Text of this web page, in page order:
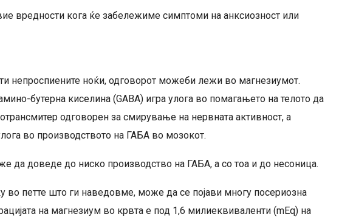
вредности кога ќе забележиме симптоми на анксиозност или
непроспиените ноќи, одговорот можеби лежи во магнезиумот.
бутерна киселина (GABA) игра улога во помагањето на телото да
одговорен за смирување на нервната активност, а
во производството на ГАБА во мозокот.
да доведе до ниско производство на ГАБА, а со тоа и до несоница.
во петте што ги наведовме, може да се појави многу посериозна
на магнезиум во крвта е под 1,6 милиеквиваленти (mEq) на